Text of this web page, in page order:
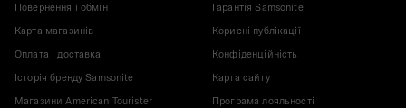
Повернення і обмін
Карта магазинів
Оплата і доставка
Історія бренду Samsonite
Магазини American Tourister
Гарантія Samsonite
Корисні публікації
Конфіденційність
Карта сайту
Програма лояльності